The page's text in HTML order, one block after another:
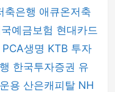
축은행 애큐온저축
예금보험 현대카드
PCA생명 KTB 투자
한국투자증권 유
용 산은캐피탈 NH